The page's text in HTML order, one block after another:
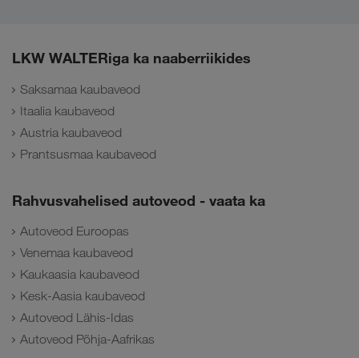
LKW WALTERiga ka naaberriikides
Saksamaa kaubaveod
Itaalia kaubaveod
Austria kaubaveod
Prantsusmaa kaubaveod
Rahvusvahelised autoveod - vaata ka
Autoveod Euroopas
Venemaa kaubaveod
Kaukaasia kaubaveod
Kesk-Aasia kaubaveod
Autoveod Lähis-Idas
Autoveod Põhja-Aafrikas